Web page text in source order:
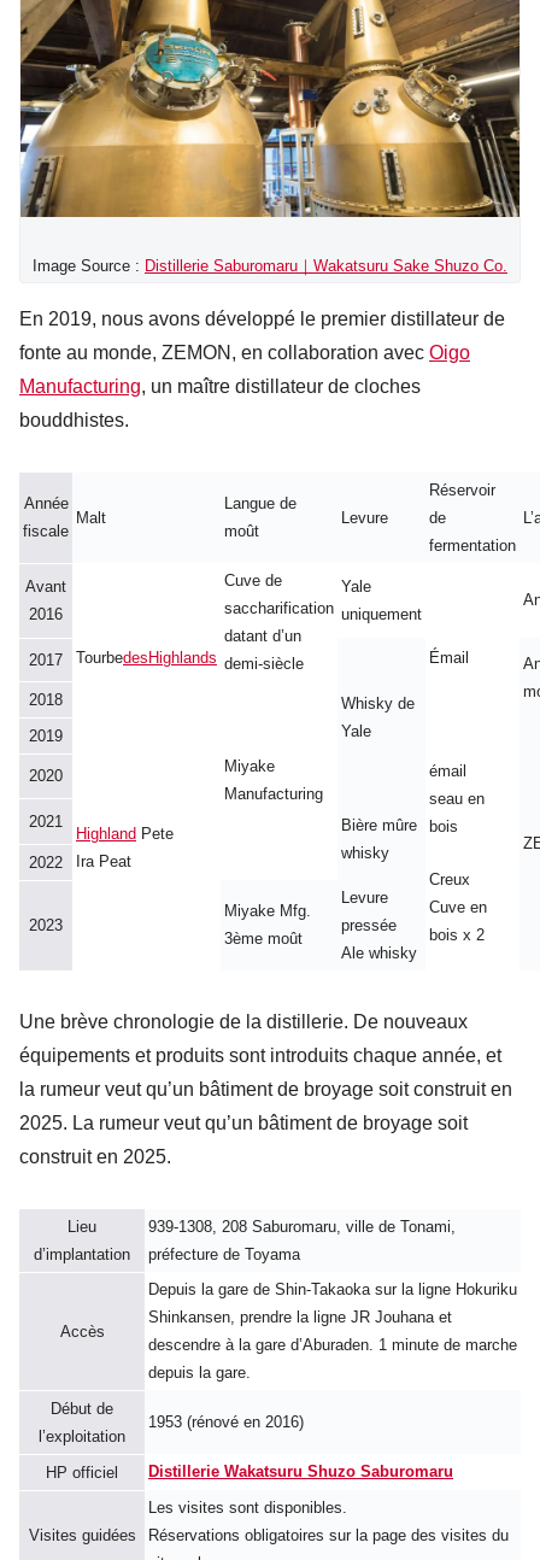
Image Source : Distillerie Saburomaru｜Wakatsuru Sake Shuzo Co.
En 2019, nous avons développé le premier distillateur de
fonte au monde, ZEMON, en collaboration avec Oigo
Manufacturing, un maître distillateur de cloches
bouddhistes.
Année
fiscale
Malt
Langue de
moût
Levure
Réservoir
de
fermentation
Avant
2016
TourbedesHighlands
Cuve de
saccharification
datant d’un
demi-siècle
Yale
uniquement
Émail
2017
Whisky de
Yale
2018
Miyake
Manufacturing
2019
2020
Highland Pete
Ira Peat
émail
seau en
bois
2021
Bière mûre
whisky
2022
Creux
Cuve en
bois x 2
2023
Miyake Mfg.
3ème moût
Levure
pressée
Ale whisky
Une brève chronologie de la distillerie. De nouveaux
équipements et produits sont introduits chaque année, et
la rumeur veut qu’un bâtiment de broyage soit construit en
2025. La rumeur veut qu’un bâtiment de broyage soit
construit en 2025.
Lieu
d’implantation
939-1308, 208 Saburomaru, ville de Tonami,
préfecture de Toyama
Accès
Depuis la gare de Shin-Takaoka sur la ligne Hokuriku
Shinkansen, prendre la ligne JR Jouhana et
descendre à la gare d’Aburaden. 1 minute de marche
depuis la gare.
Début de
l’exploitation
1953 (rénové en 2016)
HP officiel Distillerie Wakatsuru Shuzo Saburomaru
Visites guidées
Les visites sont disponibles.
Réservations obligatoires sur la page des visites du